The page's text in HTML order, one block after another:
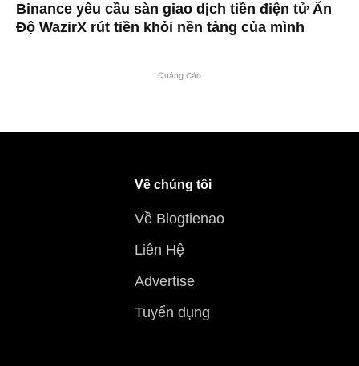
Binance yêu cầu sàn giao dịch tiền điện tử Ấn
Độ WazirX rút tiền khỏi nền tảng của mình
Quảng Cáo
Về chúng tôi
Về Blogtienao
Liên Hệ
Advertise
Tuyển dụng